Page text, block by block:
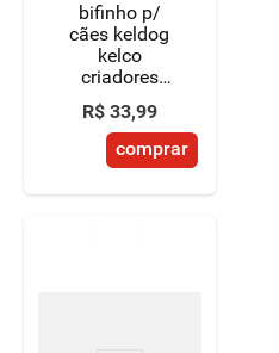
bifinho p/
cães keldog
kelco
criadores
churrasco
500g leve +
pague -
R$ 33,99
comprar